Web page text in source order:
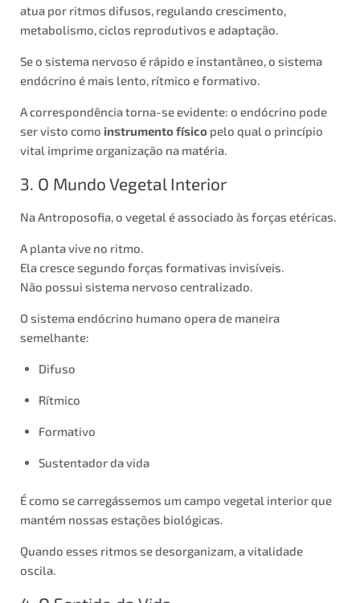
atua por ritmos difusos, regulando crescimento,
metabolismo, ciclos reprodutivos e adaptação.
Se o sistema nervoso é rápido e instantâneo, o sistema
endócrino é mais lento, rítmico e formativo.
A correspondência torna-se evidente: o endócrino pode
ser visto como instrumento físico pelo qual o princípio
vital imprime organização na matéria.
3. O Mundo Vegetal Interior
Na Antroposofia, o vegetal é associado às forças etéricas.
A planta vive no ritmo.
Ela cresce segundo forças formativas invisíveis.
Não possui sistema nervoso centralizado.
O sistema endócrino humano opera de maneira
semelhante:
Difuso
Rítmico
Formativo
Sustentador da vida
É como se carregássemos um campo vegetal interior que
mantém nossas estações biológicas.
Quando esses ritmos se desorganizam, a vitalidade
oscila.